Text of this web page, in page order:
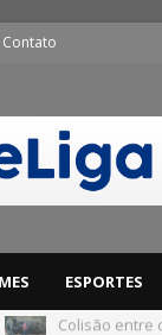
Contato
ESPORTES